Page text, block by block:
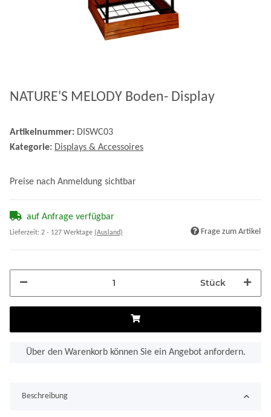
NATURE'S MELODY Boden- Display
Artikelnummer: DISWC03
Kategorie: Displays & Accessoires
Preise nach Anmeldung sichtbar
auf Anfrage verfügbar
Lieferzeit: 2 - 127 Werktage (Ausland) Frage zum Artikel
Stück
Über den Warenkorb können Sie ein Angebot anfordern.
Beschreibung